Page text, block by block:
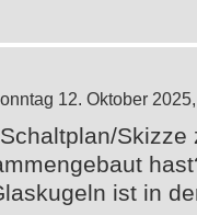
12. Oktober
ist in